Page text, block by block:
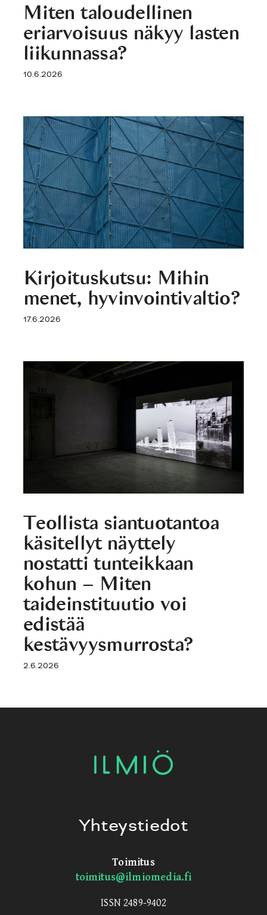
Miten taloudellinen
eriarvoisuus näkyy lasten
liikunnassa?
10.6.2026
Kirjoituskutsu: Mihin
menet, hyvinvointivaltio?
17.6.2026
Teollista siantuotantoa
käsitellyt näyttely
nostatti tunteikkaan
kohun – Miten
taideinstituutio voi
edistää
kestävyysmurrosta?
2.6.2026
Yhteystiedot
Toimitus
toimitus@ilmiomedia.fi
ISSN 2489-9402